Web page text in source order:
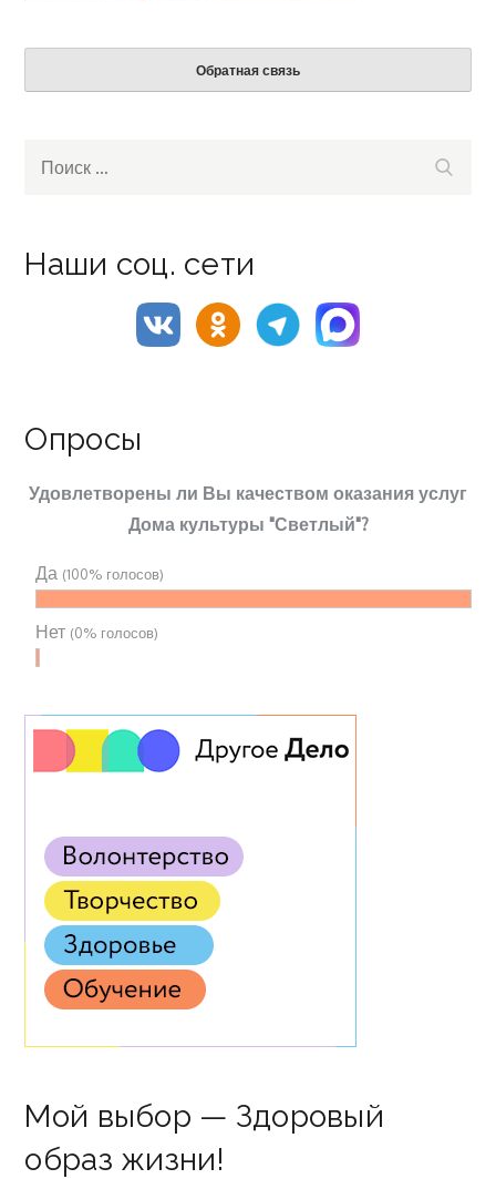
Обратная связь
Наши соц. сети
Опросы
Удовлетворены ли Вы качеством оказания услуг
Дома культуры "Светлый"?
Да (100% голосов)
Нет (0% голосов)
Мой выбор — Здоровый
образ жизни!